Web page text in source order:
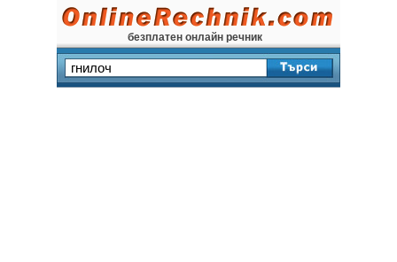
безплатен онлайн речник